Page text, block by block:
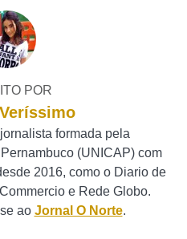
POR
formada pela
(UNICAP) com
2016, como o Diario de
e Rede Globo.
ao Jornal O Norte.